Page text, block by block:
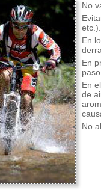
No
etc.).
En
En
paso.
En
de
No